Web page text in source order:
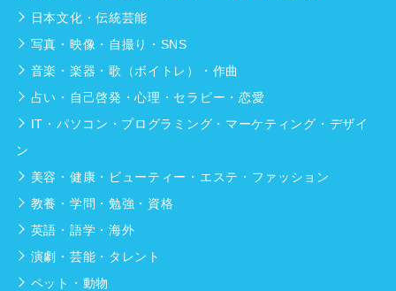
日本文化・伝統芸能
写真・映像・自撮り・SNS
音楽・楽器・歌（ボイトレ）・作曲
占い・自己啓発・心理・セラピー・恋愛
IT・パソコン・プログラミング・マーケティング・デザイ
ン
美容・健康・ビューティー・エステ・ファッション
教養・学問・勉強・資格
英語・語学・海外
演劇・芸能・タレント
ペット・動物